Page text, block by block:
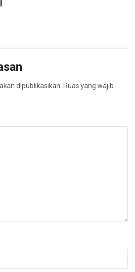
dipublikasikan. Ruas yang wajib